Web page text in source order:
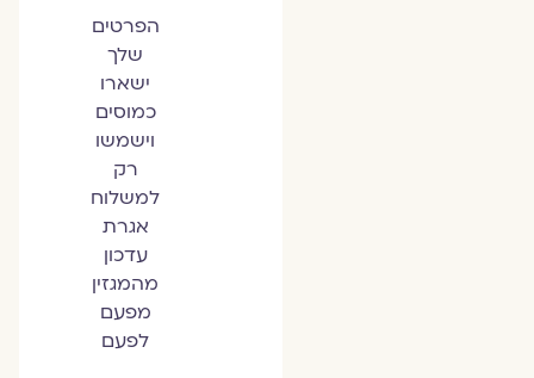
הפרטים
שלך
ישארו
כמוסים
וישמשו
רק
למשלוח
אגרת
עדכון
מהמגזין
מפעם
לפעם